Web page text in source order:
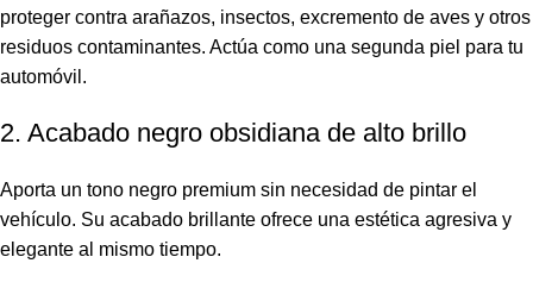
proteger contra arañazos, insectos, excremento de aves y otros
residuos contaminantes. Actúa como una segunda piel para tu
automóvil.
2. Acabado negro obsidiana de alto brillo
Aporta un tono negro premium sin necesidad de pintar el
vehículo. Su acabado brillante ofrece una estética agresiva y
elegante al mismo tiempo.